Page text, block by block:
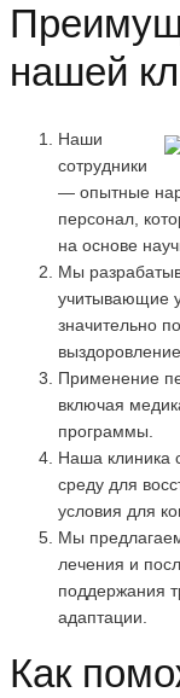
нашей
Наши
сотрудники
— опытные
персонал,
на основе
Мы
учитывающие
значительно
Применение
включая
программы.
Наша клиника
среду для
условия для
Мы
лечения и
поддержания
адаптации.
Как